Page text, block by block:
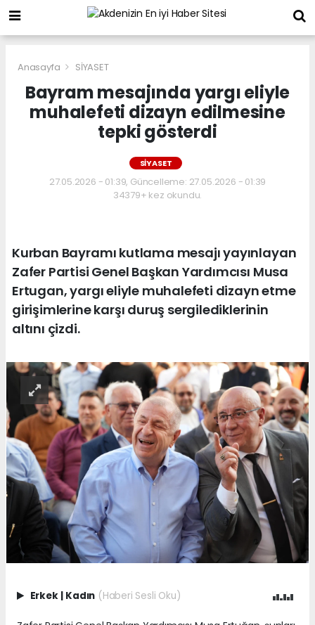
Anasayfa SİYASET
Bayram mesajında yargı eliyle
muhalefeti dizayn edilmesine
tepki gösterdi
SİYASET
27.05.2026 - 01:39, Güncelleme: 27.05.2026 - 01:39
34379+ kez okundu.
Kurban Bayramı kutlama mesajı yayınlayan
Zafer Partisi Genel Başkan Yardımcısı Musa
Ertugan, yargı eliyle muhalefeti dizayn etme
girişimlerine karşı duruş sergilediklerinin
altını çizdi.
Erkek Kadın (Haberi Sesli Oku)